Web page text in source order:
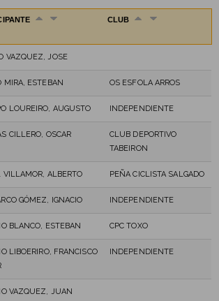
CLUB
VAZQUEZ, JOSE
MIRA, ESTEBAN OS ESFOLA ARROS
LOUREIRO, AUGUSTO INDEPENDIENTE
CILLERO, OSCAR
CLUB DEPORTIVO
TABEIRON
VILLAMOR, ALBERTO PEÑA CICLISTA SALGADO
GÓMEZ, IGNACIO INDEPENDIENTE
BLANCO, ESTEBAN CPC TOXO
LIBOERIRO, FRANCISCO
INDEPENDIENTE
VAZQUEZ, JUAN